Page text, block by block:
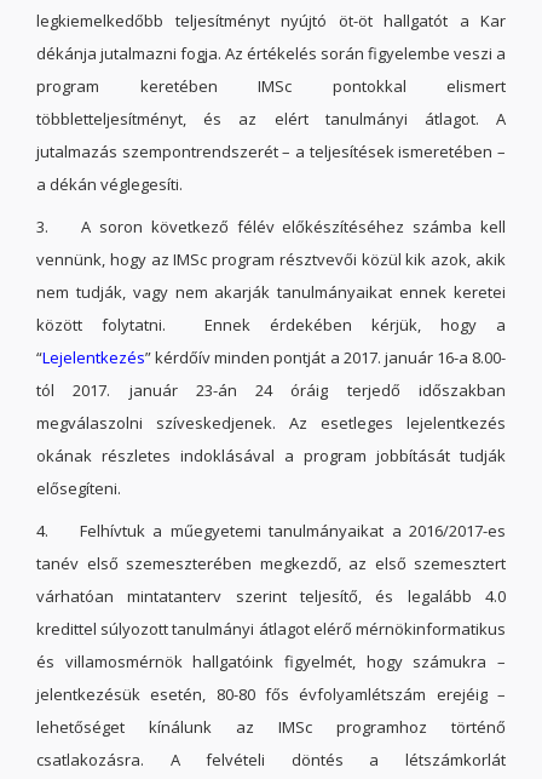
legkiemelkedőbb teljesítményt nyújtó öt-öt hallgatót a Kar
dékánja jutalmazni fogja. Az értékelés során figyelembe veszi a
program keretében IMSc pontokkal elismert
többletteljesítményt, és az elért tanulmányi átlagot. A
jutalmazás szempontrendszerét – a teljesítések ismeretében –
a dékán véglegesíti.
3. A soron következő félév előkészítéséhez számba kell
vennünk, hogy az IMSc program résztvevői közül kik azok, akik
nem tudják, vagy nem akarják tanulmányaikat ennek keretei
között folytatni. Ennek érdekében kérjük, hogy a
“Lejelentkezés” kérdőív minden pontját a 2017. január 16-a 8.00-
tól 2017. január 23-án 24 óráig terjedő időszakban
megválaszolni szíveskedjenek. Az esetleges lejelentkezés
okának részletes indoklásával a program jobbítását tudják
elősegíteni.
4. Felhívtuk a műegyetemi tanulmányaikat a 2016/2017-es
tanév első szemeszterében megkezdő, az első szemesztert
várhatóan mintatanterv szerint teljesítő, és legalább 4.0
kredittel súlyozott tanulmányi átlagot elérő mérnökinformatikus
és villamosmérnök hallgatóink figyelmét, hogy számukra –
jelentkezésük esetén, 80-80 fős évfolyamlétszám erejéig –
lehetőséget kínálunk az IMSc programhoz történő
csatlakozásra. A felvételi döntés a létszámkorlát